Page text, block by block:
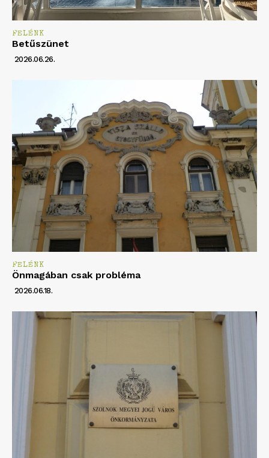
FELÉNK
Betűszünet
2026.06.26.
FELÉNK
Önmagában csak probléma
2026.06.18.